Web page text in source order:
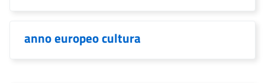
anno europeo cultura